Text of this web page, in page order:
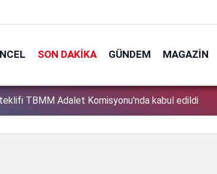
SON DAKIKA GÜNDEM MAGAZIN